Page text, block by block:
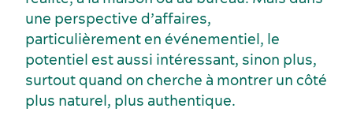
une perspective d’affaires,
particulièrement en événementiel, le
potentiel est aussi intéressant, sinon plus,
surtout quand on cherche à montrer un côté
plus naturel, plus authentique.